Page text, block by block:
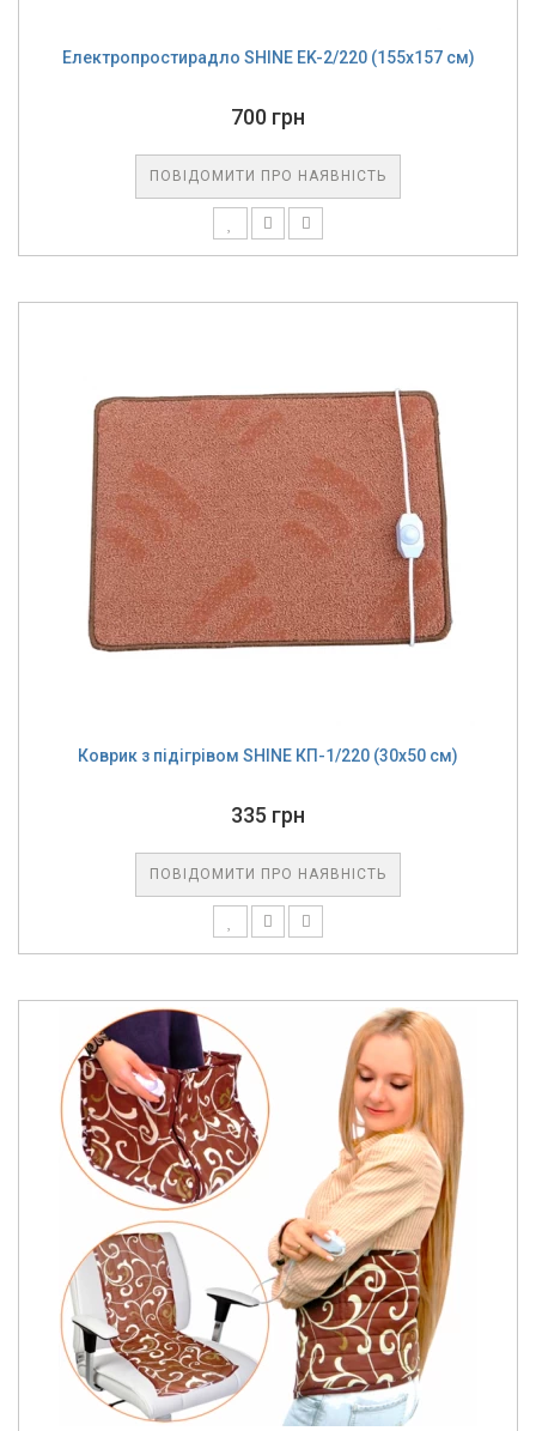
Електропростирадло SHINE EK-2/220 (155x157 см)
700 грн
ПОВІДОМИТИ ПРО НАЯВНІСТЬ
Коврик з підігрівом SHINE КП-1/220 (30х50 см)
335 грн
ПОВІДОМИТИ ПРО НАЯВНІСТЬ